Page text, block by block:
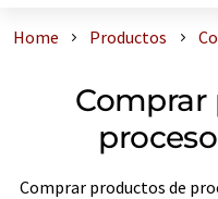
Home Productos
Comprar
Comprar productos de